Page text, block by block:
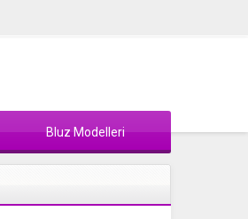
Bluz Modelleri